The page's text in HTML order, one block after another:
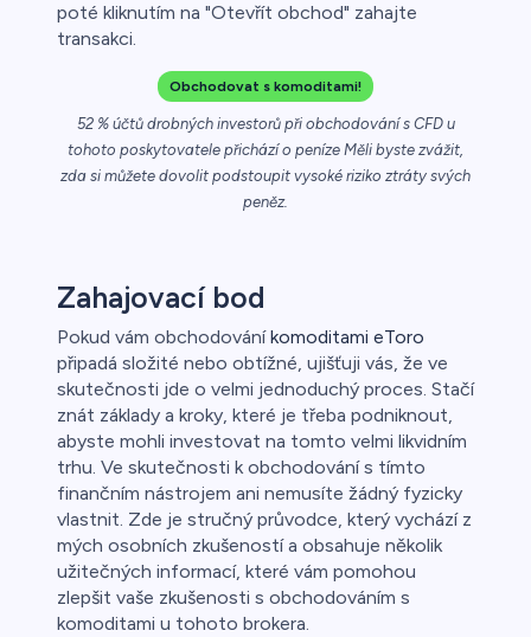
poté kliknutím na "Otevřít obchod" zahajte
transakci.
Obchodovat s komoditami!
52 % účtů drobných investorů při obchodování s CFD u
tohoto poskytovatele přichází o peníze Měli byste zvážit,
zda si můžete dovolit podstoupit vysoké riziko ztráty svých
peněz.
Zahajovací bod
Pokud vám obchodováníkomoditami eToro
připadá složité nebo obtížné, ujišťuji vás, že ve
skutečnosti jde o velmi jednoduchý proces. Stačí
znát základy a kroky, které je třeba podniknout,
abyste mohli investovat na tomto velmi likvidním
trhu. Ve skutečnosti k obchodování s tímto
finančním nástrojem ani nemusíte žádný fyzicky
vlastnit. Zde je stručný průvodce, který vychází z
mých osobních zkušeností a obsahuje několik
užitečných informací, které vám pomohou
zlepšit vaše zkušenosti s obchodováním s
komoditami u tohoto brokera.
o